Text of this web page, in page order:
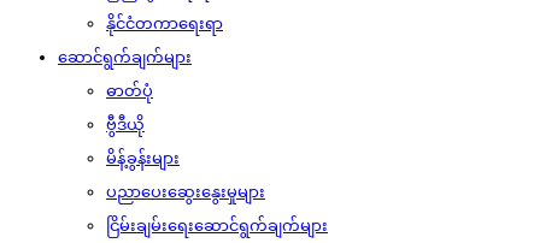
နိုင်ငံတကာရေးရာ
ဆောင်ရွက်ချက်များ
ဓာတ်ပုံ
ဗွီဒီယို
မိန့်ခွန်းများ
ပညာပေးဆွေးနွေးမှုများ
ငြိမ်းချမ်းရေးဆောင်ရွက်ချက်များ